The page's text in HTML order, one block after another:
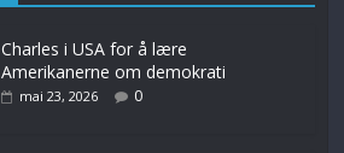
Charles i USA for å lære
Amerikanerne om demokrati
mai 23, 2026 0